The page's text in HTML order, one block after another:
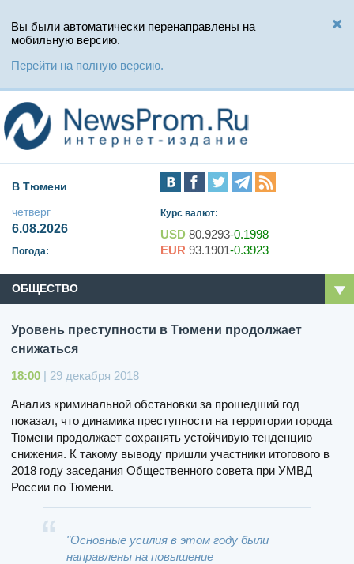
Вы были автоматически перенаправлены на
мобильную версию.
Перейти на полную версию.
В Тюмени
четверг
6.08.2026
Погода:
Курс валют:
USD 80.9293-0.1998
EUR 93.1901-0.3923
ОБЩЕСТВО
Уровень преступности в Тюмени продолжает
снижаться
18:00 | 29 декабря 2018
Анализ криминальной обстановки за прошедший год
показал, что динамика преступности на территории города
Тюмени продолжает сохранять устойчивую тенденцию
снижения. К такому выводу пришли участники итогового в
2018 году заседания Общественного совета при УМВД
России по Тюмени.
"Основные усилия в этом году были
направлены на повышение